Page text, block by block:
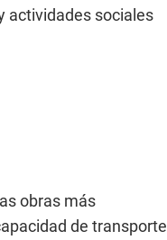
actividades sociales
obras más
de transporte